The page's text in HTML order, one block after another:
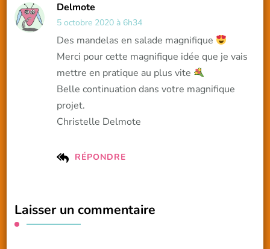
Delmote
5 octobre 2020 à 6h34
RÉPONDRE
Des mandelas en salade magnifique
Merci pour cette magnifique idée que je vais
mettre en pratique au plus vite
Belle continuation dans votre magnifique
projet.
Christelle Delmote
Laisser un commentaire